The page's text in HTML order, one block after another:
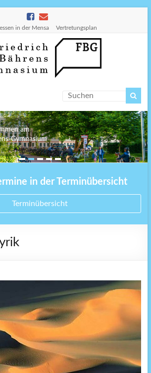
in der Mensa Vertretungsplan
am
Gymnasium
Herzlich willkommen am
Friedrich-Bährens-Gymnasium
in der Terminübersicht
Terminübersicht